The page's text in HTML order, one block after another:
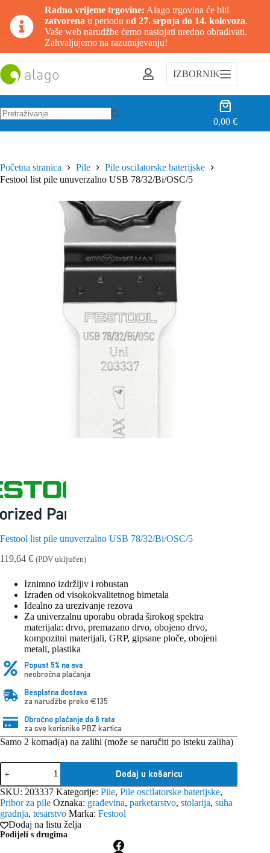
Radno vrijeme trgovine: Alago trgovina će biti
zatvorena u periodu od 27. srpnja do 14. kolovoza.
Vaše web narudžbe ćemo nastojati uredno obrađivati.
Zahvaljujemo na razumijevanju!
na
sadržaj
IZBORNIK
Košarica
0,00€
Početna stranica Pile
Pile oscilatorske baterijske
Festool list pile unuverzalno USB 78/32/Bi/OSC/5
Festool list pile unuverzalno USB 78/32/Bi/OSC/5
119,64 € (PDV uključen)
Iznimno izdržljiv i robustan
Izrađen od visokokvalitetnog bimetala
Idealno za urezivanje rezova
Za univerzalnu uporabu obrada širokog spektra
materijala: drvo, premazano drvo, obojeno drvo,
kompozitni materijali, GRP, gipsane ploče, obojeni
metali, plastika
Popust 5% na sva
neobročna plaćanja
Besplatna dostava
za narudžbe preko €135
Obročno plaćanje do 6 rata
za sve korisnike PBZ kartica
Samo 2 komad(a) na zalihi (može se naručiti po isteku zaliha)
Festool
list
pile
unuverzalno
USB
78/32/Bi/OSC/5
količina
Dodaj u košaricu
SKU: 203337 Kategorije: Pile, Pile oscilatorske baterijske,
Pribor za pile Oznaka: građevina, parketarstvo, stolarija, suha
gradnja, tesarstvo Marka: Festool
Dodaj na listu želja
Podijeli s drugima